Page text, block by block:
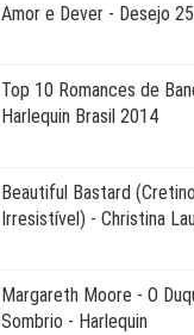
Amor e Dever - Desejo
Top 10 Romances de
Harlequin Brasil 2014
Beautiful Bastard (Cretino
Irresistível) - Christina
Margareth Moore - O
Sombrio - Harlequin